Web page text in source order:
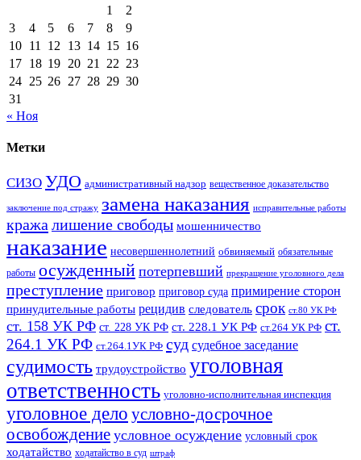
1
2
3
4 5 6 7 8
9
10 11 12 13 14 15 16
17 18 19 20 21 22 23
24 25 26 27 28 29 30
31
« Ноя
Метки
СИЗО УДО административный надзор вещественное доказательство
заключение под стражу замена наказания исправительные работы
кража лишение свободы мошенничество
наказание несовершеннолетний обвиняемый обязательные
работы осужденный потерпевший прекращение уголовного дела
преступление приговор приговор суда примирение сторон
принудительные работы рецидив следователь срок ст.80 УК РФ
ст. 158 УК РФ ст. 228 УК РФ ст. 228.1 УК РФ ст.264 УК РФ ст.
264.1 УК РФ ст.264.1УК РФ суд судебное заседание
судимость трудоустройство уголовная
ответственность уголовно-исполнительная инспекция
уголовное дело условно-досрочное
освобождение условное осуждение условный срок
ходатайство ходатайство в суд штраф